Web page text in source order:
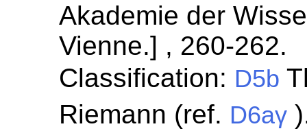
Akademie der
Vienne.] , 260-262.
Classification: D5b
Riemann (ref. D6aγ